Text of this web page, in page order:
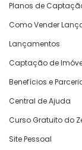
Planos de
Como Vender
Lançamentos
Captação de
Benefícios e
Central de Ajuda
Curso Gratuito do
Site Pessoal